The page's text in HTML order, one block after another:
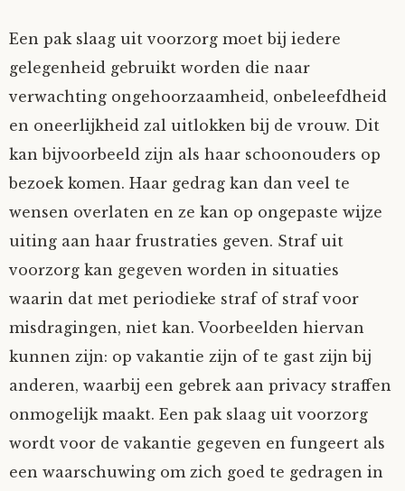
Een pak slaag uit voorzorg moet bij iedere
gelegenheid gebruikt worden die naar
verwachting ongehoorzaamheid, onbeleefdheid
en oneerlijkheid zal uitlokken bij de vrouw. Dit
kan bijvoorbeeld zijn als haar schoonouders op
bezoek komen. Haar gedrag kan dan veel te
wensen overlaten en ze kan op ongepaste wijze
uiting aan haar frustraties geven. Straf uit
voorzorg kan gegeven worden in situaties
waarin dat met periodieke straf of straf voor
misdragingen, niet kan. Voorbeelden hiervan
kunnen zijn: op vakantie zijn of te gast zijn bij
anderen, waarbij een gebrek aan privacy straffen
onmogelijk maakt. Een pak slaag uit voorzorg
wordt voor de vakantie gegeven en fungeert als
een waarschuwing om zich goed te gedragen in